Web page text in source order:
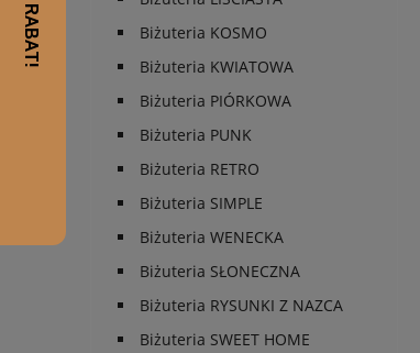
Biżuteria KOSMO
Biżuteria KWIATOWA
Biżuteria PIÓRKOWA
Biżuteria PUNK
Biżuteria RETRO
Biżuteria SIMPLE
Biżuteria WENECKA
Biżuteria SŁONECZNA
Biżuteria RYSUNKI Z NAZCA
Biżuteria SWEET HOME